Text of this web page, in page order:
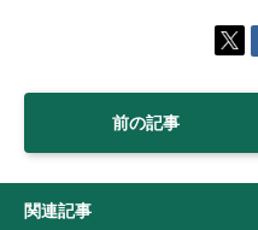
前の記事
関連記事